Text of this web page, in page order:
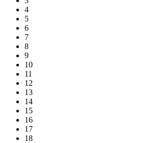
4
5
6
7
8
9
10
11
12
13
14
15
16
17
18